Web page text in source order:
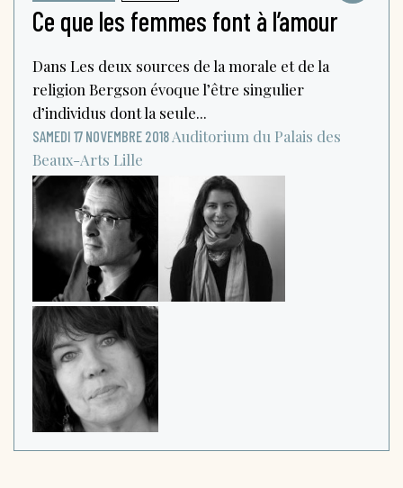
Ce que les femmes font à l’amour
Dans Les deux sources de la morale et de la
religion Bergson évoque l’être singulier
d’individus dont la seule...
SAMEDI 17 NOVEMBRE 2018 Auditorium du Palais des
Beaux-Arts Lille